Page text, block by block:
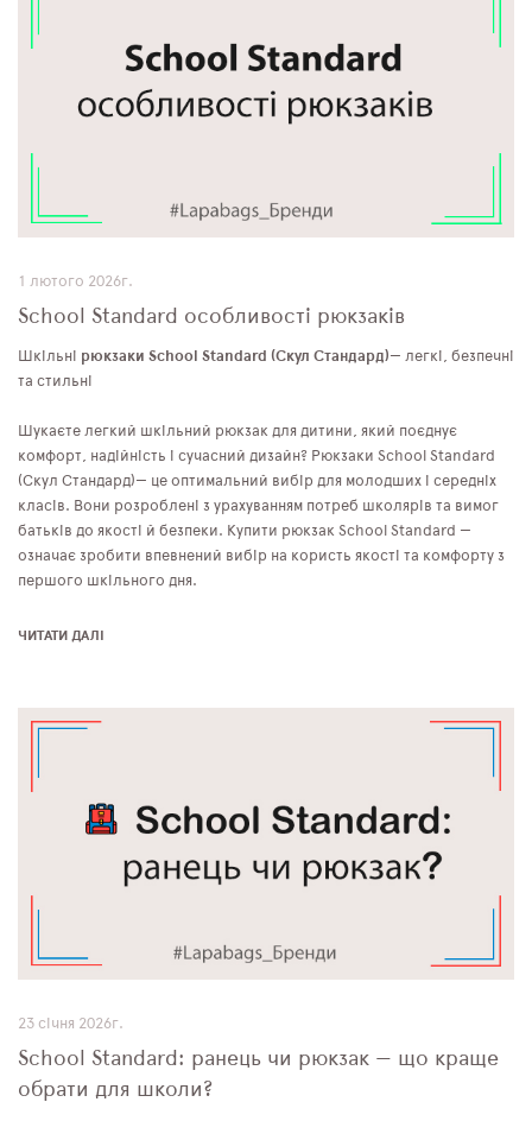
1 лютого 2026г.
School Standard особливості рюкзаків
Шкільні рюкзаки School Standard (Скул Стандард)— легкі, безпечні
та стильні
Шукаєте легкий шкільний рюкзак для дитини, який поєднує
комфорт, надійність і сучасний дизайн? Рюкзаки School Standard
(Скул Стандард)— це оптимальний вибір для молодших і середніх
класів. Вони розроблені з урахуванням потреб школярів та вимог
батьків до якості й безпеки. Купити рюкзак School Standard —
означає зробити впевнений вибір на користь якості та комфорту з
першого шкільного дня.
ЧИТАТИ ДАЛІ
23 січня 2026г.
School Standard: ранець чи рюкзак — що краще
обрати для школи?